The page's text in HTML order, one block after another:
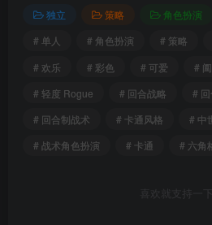
独立 策略
角色扮演
# 单人
# 角色扮演 # 策略
# 欢乐
# 彩色 # 可爱 #
# 轻度 Rogue
# 回合战略
#
# 回合制战术
# 卡通风格 # 中
# 战术角色扮演
# 卡通 # 六角
喜欢就支持一